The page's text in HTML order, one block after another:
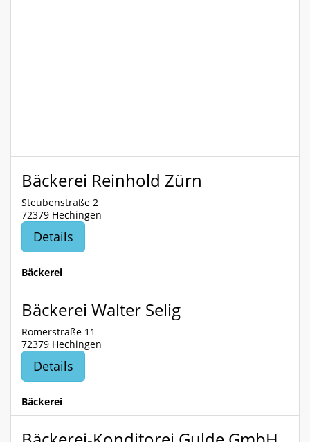
Bäckerei Reinhold Zürn
Steubenstraße 2
72379 Hechingen
Details
Bäckerei
Bäckerei Walter Selig
Römerstraße 11
72379 Hechingen
Details
Bäckerei